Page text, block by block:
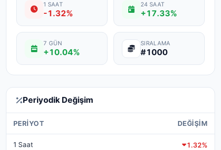
1 SAAT
-1.32%
24 SAAT
+17.33%
7 GÜN
+10.04%
SIRALAMA
#1000
Periyodik Değişim
PERIYOT DEĞIŞIM
1 Saat 1.32%